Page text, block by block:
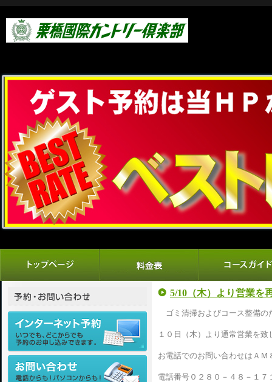
5/10（木）より営業を
ゴミ清掃およびコース整備の
１０日（木）より通常営業を
お電話でのお問い合わせはＡ
電話番号０２８０－４８－１７